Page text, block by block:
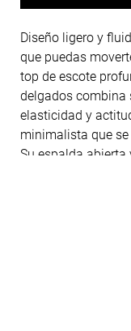
Diseño ligero y
que puedas
top de escote
delgados combina
elasticidad y
minimalista que se
Su espalda